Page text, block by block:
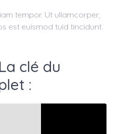
tempor. Ut ullamcorper,
est euismod tuid tincidunt.
clé du
: